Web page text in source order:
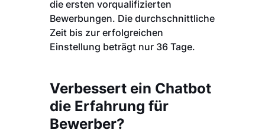
die ersten vorqualifizierten
Bewerbungen. Die durchschnittliche
Zeit bis zur erfolgreichen
Einstellung beträgt nur 36 Tage.
Verbessert ein Chatbot
die Erfahrung für
Bewerber?